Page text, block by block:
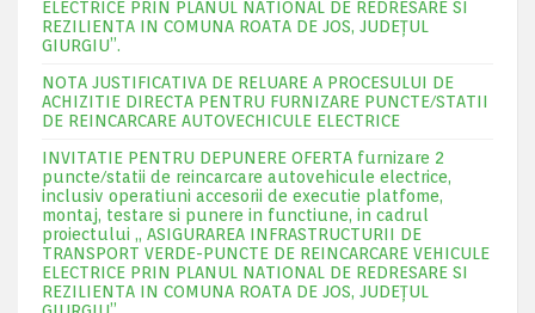
ELECTRICE PRIN PLANUL NATIONAL DE REDRESARE SI
REZILIENTA IN COMUNA ROATA DE JOS, JUDEŢUL
GIURGIU”.
NOTA JUSTIFICATIVA DE RELUARE A PROCESULUI DE
ACHIZITIE DIRECTA PENTRU FURNIZARE PUNCTE/STATII
DE REINCARCARE AUTOVECHICULE ELECTRICE
INVITATIE PENTRU DEPUNERE OFERTA furnizare 2
puncte/statii de reincarcare autovehicule electrice,
inclusiv operatiuni accesorii de executie platfome,
montaj, testare si punere in functiune, in cadrul
proiectului „ ASIGURAREA INFRASTRUCTURII DE
TRANSPORT VERDE-PUNCTE DE REINCARCARE VEHICULE
ELECTRICE PRIN PLANUL NATIONAL DE REDRESARE SI
REZILIENTA IN COMUNA ROATA DE JOS, JUDEŢUL